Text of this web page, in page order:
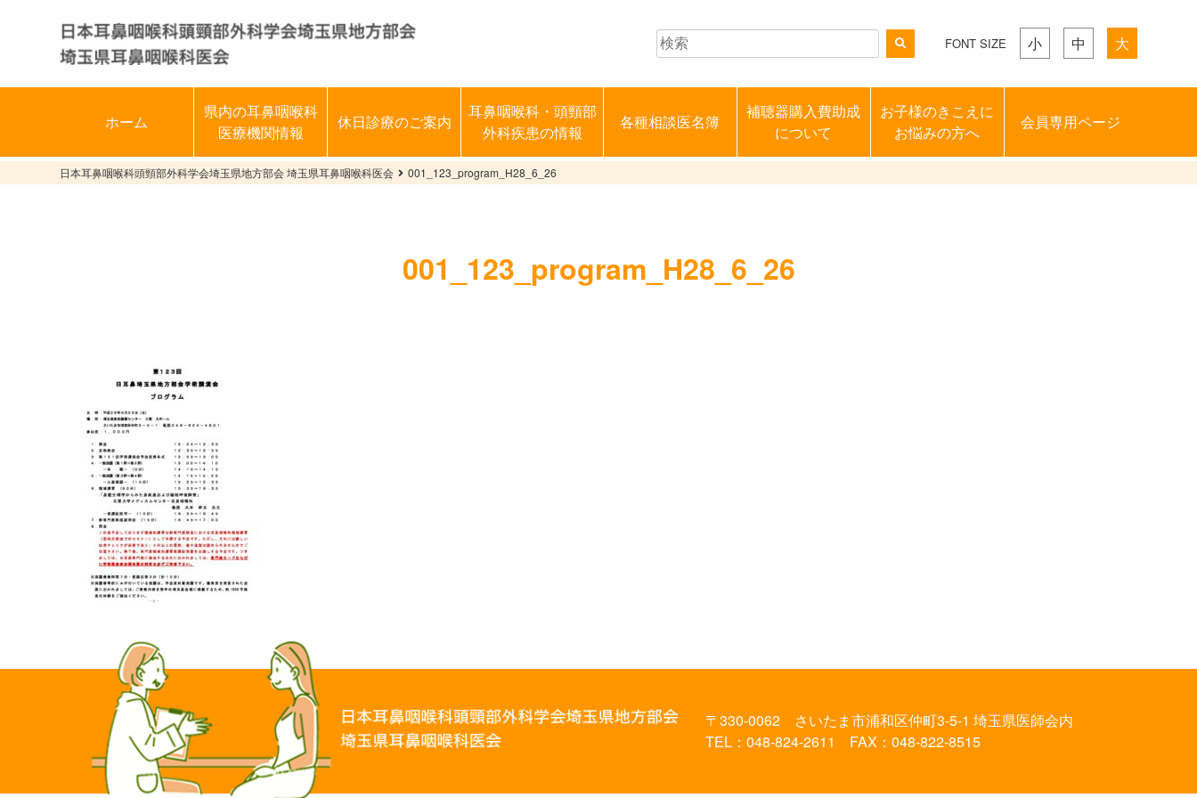
FONT SIZE 小 中 大
ホーム
県内の耳鼻咽喉科
医療機関情報
休日診療のご案内
耳鼻咽喉科・頭頸部
外科疾患の情報
各種相談医名簿
補聴器購入費助成
について
お子様のきこえに
お悩みの方へ
会員専用ページ
日本耳鼻咽喉科頭頸部外科学会埼玉県地方部会 埼玉県耳鼻咽喉科医会 001_123_program_H28_6_26
001_123_program_H28_6_26
〒330-0062 さいたま市浦和区仲町3-5-1 埼玉県医師会内
TEL：048-824-2611 FAX：048-822-8515